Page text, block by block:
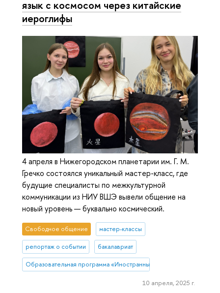
язык с космосом через китайские
иероглифы
4 апреля в Нижегородском планетарии им. Г. М.
Гречко состоялся уникальный мастер-класс, где
будущие специалисты по межкультурной
коммуникации из НИУ ВШЭ вывели общение на
новый уровень — буквально космический.
Свободное общение мастер-классы
репортаж о событии бакалавриат
Образовательная программа «Иностранные языки и
10 апреля, 2025 г.